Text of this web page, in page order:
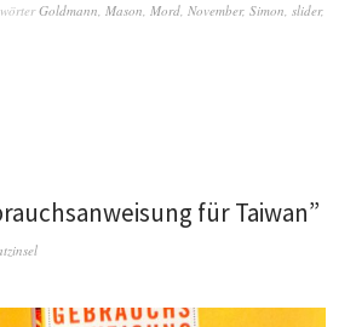
Goldmann, Mason, Mord, November, Simon, slider,
für Taiwan”